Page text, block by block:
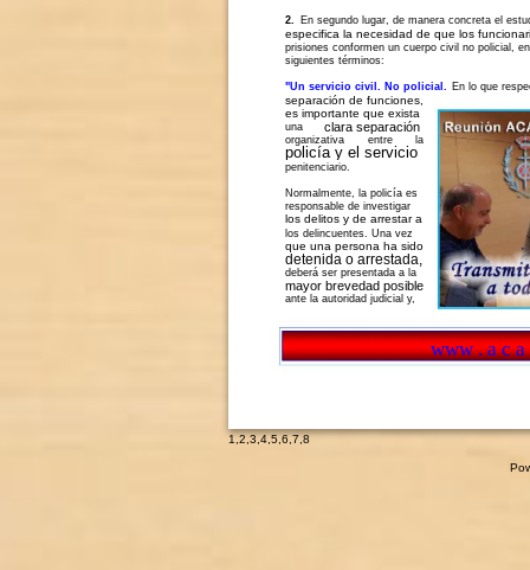
www . a c a
2. En segundo lugar, de manera concreta el
especifica la necesidad de que los
prisiones conformen un cuerpo civil no policial,
siguientes términos:
"Un servicio civil. No policial. En lo que
separación de funciones,
es importante que exista
una clara separación
organizativa entre la
policía y el servicio
penitenciario.
Normalmente, la policía es
responsable de investigar
los delitos y de arrestar a
los delincuentes. Una vez
que una persona ha sido
detenida o arrestada,
deberá ser presentada a la
mayor brevedad posible
ante la autoridad judicial y,
1,2,3,4,5,6,7,8